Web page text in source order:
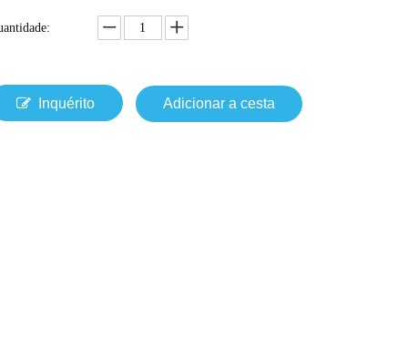
Inquérito Adicionar a cesta